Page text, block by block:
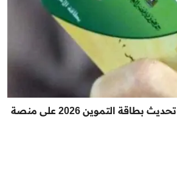
دليل خطوات وأوراق تحديث بطاقة التموين 2026 على منصة